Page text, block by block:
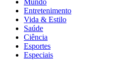
Mundo
Entretenimento
Vida & Estilo
Saúde
Ciência
Esportes
Especiais